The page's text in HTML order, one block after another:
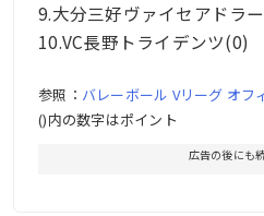
9.大分三好ヴァイセアドラ
10.VC長野トライデンツ(0)
参照： バレーボール Vリーグ オフ
()内の数字はポイント
広告の後にも